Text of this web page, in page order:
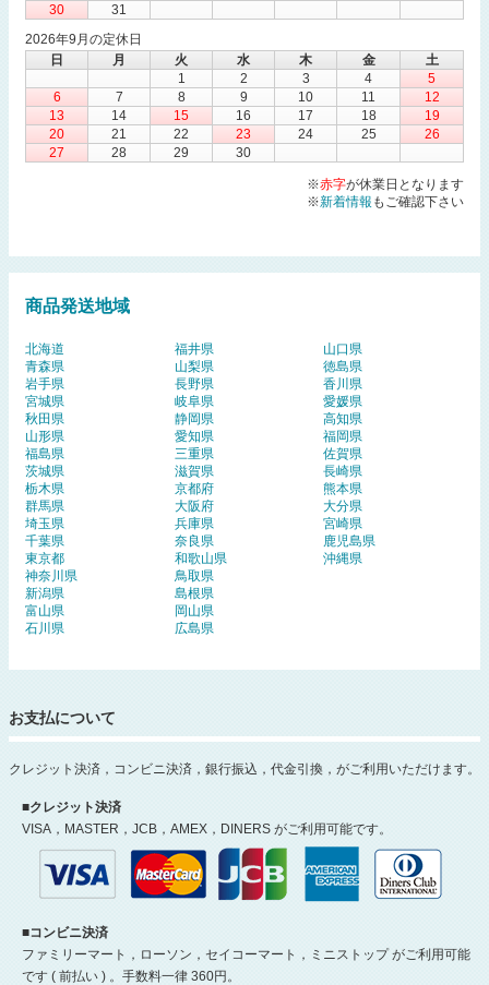
30
31
2026年9月の定休日
日
月 火 水 木 金
土
1
2 3 4
5
6
7 8 9 10 11
12
13
14 15 16 17 18
19
20
21 22 23 24 25
26
27
28 29 30
※赤字が休業日となります
※新着情報 もご確認下さい
商品発送地域
北海道
青森県
岩手県
宮城県
秋田県
山形県
福島県
茨城県
栃木県
群馬県
埼玉県
千葉県
東京都
神奈川県
新潟県
富山県
石川県
福井県
山梨県
長野県
岐阜県
静岡県
愛知県
三重県
滋賀県
京都府
大阪府
兵庫県
奈良県
和歌山県
鳥取県
島根県
岡山県
広島県
山口県
徳島県
香川県
愛媛県
高知県
福岡県
佐賀県
長崎県
熊本県
大分県
宮崎県
鹿児島県
沖縄県
お支払について
クレジット決済，コンビニ決済，銀行振込，代金引換，がご利用いただけます。
■クレジット決済
VISA，MASTER，JCB，AMEX，DINERS がご利用可能です。
■コンビニ決済
ファミリーマート，ローソン，セイコーマート，ミニストップ がご利用可能
です ( 前払い ) 。手数料一律 360円。